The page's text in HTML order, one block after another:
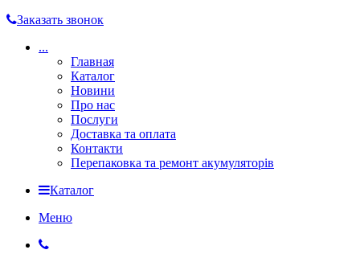
Заказать звонок
...
Главная
Каталог
Новини
Про нас
Послуги
Доставка та оплата
Контакти
Перепаковка та ремонт акумуляторів
Каталог
Меню